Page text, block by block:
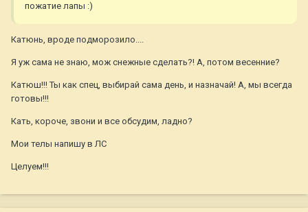
пожатие лапы :)
Катюнь, вроде подморозило....
Я уж сама не знаю, мож снежные сделать?! А, потом весенние?
Катюш!!! Ты как спец, выбирай сама день, и назначай! А, мы всегда
готовы!!!
Кать, короче, звони и все обсудим, ладно?
Мои телы напишу в ЛС
Целуем!!!